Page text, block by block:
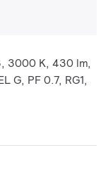
3000 K, 430 lm,
G, PF 0.7, RG1,